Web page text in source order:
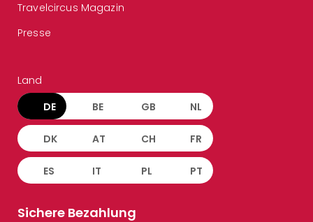
Travelcircus Magazin
Presse
Land
DE BE GB NL
DK AT CH FR
ES IT PL PT
Sichere Bezahlung